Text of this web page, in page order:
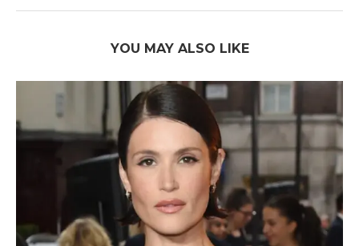
YOU MAY ALSO LIKE